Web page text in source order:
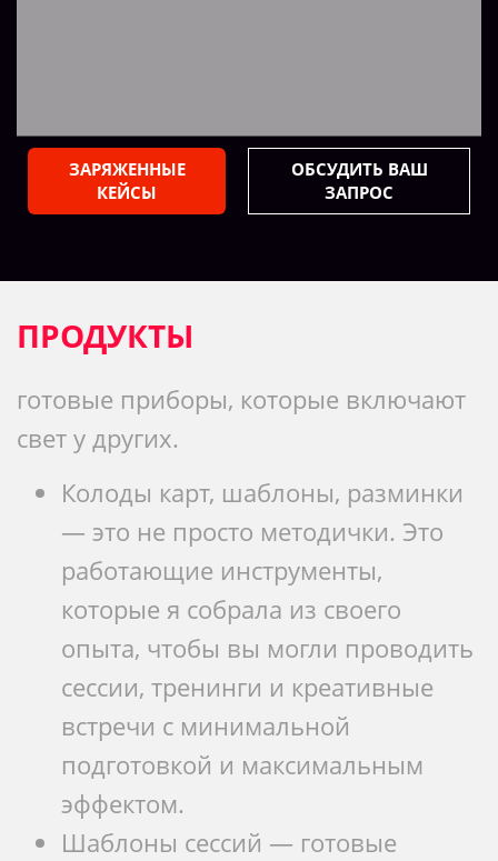
ЗАРЯЖЕННЫЕ
КЕЙСЫ
ОБСУДИТЬ ВАШ
ЗАПРОС
ПРОДУКТЫ
готовые приборы, которые включают
свет у других.
Колоды карт, шаблоны, разминки
— это не просто методички. Это
работающие инструменты,
которые я собрала из своего
опыта, чтобы вы могли проводить
сессии, тренинги и креативные
встречи с минимальной
подготовкой и максимальным
эффектом.
Шаблоны сессий — готовые